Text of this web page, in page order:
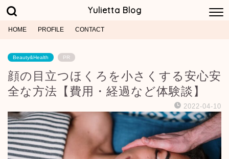
Yulietta Blog
HOME PROFILE CONTACT
Beauty&Health PR
顔の目立つほくろを小さくする安心安
全な方法【費用・経過など体験談】
2022-04-10